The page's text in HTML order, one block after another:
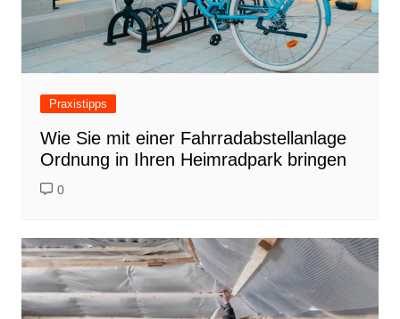
Praxistipps
Wie Sie mit einer Fahrradabstellanlage
Ordnung in Ihren Heimradpark bringen
0